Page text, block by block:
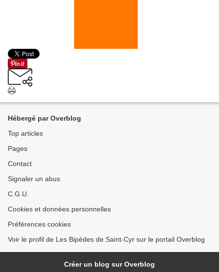
Hébergé par Overblog
Top articles
Pages
Contact
Signaler un abus
C.G.U.
Cookies et données personnelles
Préférences cookies
Voir le profil de Les Bipèdes de Saint-Cyr sur le portail Overblog
Créer un blog sur Overblog